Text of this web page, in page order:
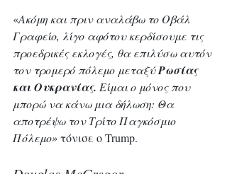
«Ακόμη και πριν αναλάβω το Οβάλ
Γραφείο, λίγο αφότου κερδίσουμε τις
προεδρικές εκλογές, θα επιλύσω αυτόν
τον τρομερό πόλεμο μεταξύ Ρωσίας
και Ουκρανίας. Είμαι ο μόνος που
μπορώ να κάνω μια δήλωση: Θα
αποτρέψω τον Τρίτο Παγκόσμιο
Πόλεμο» τόνισε ο Trump.